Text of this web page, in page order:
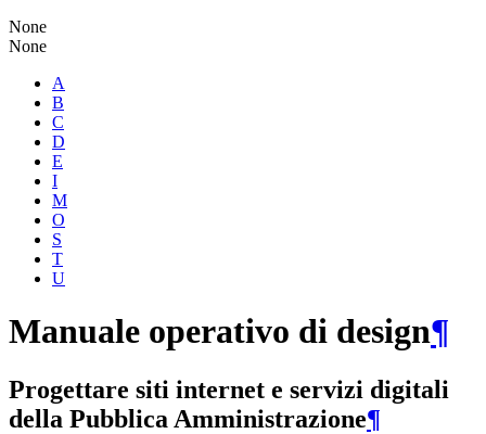
None
None
A
B
C
D
E
I
M
O
S
T
U
Manuale operativo di design¶
Progettare siti internet e servizi digitali
della Pubblica Amministrazione¶